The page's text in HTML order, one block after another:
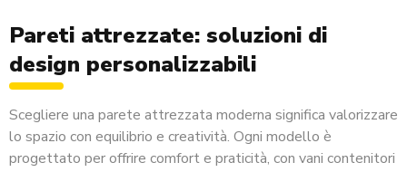
Pareti attrezzate: soluzioni di
design personalizzabili
Scegliere una parete attrezzata moderna significa valorizzare
lo spazio con equilibrio e creatività. Ogni modello è
progettato per offrire comfort e praticità, con vani contenitori